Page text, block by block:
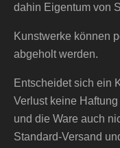
dahin Eigentum von
Kunstwerke können
abgeholt werden.
Entscheidet sich ein
Verlust keine
und die Ware auch
Standard-Versand